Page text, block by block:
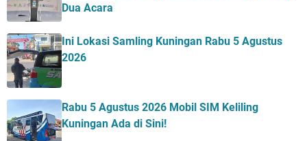
Dua Acara
Ini Lokasi Samling Kuningan Rabu 5 Agustus
2026
Rabu 5 Agustus 2026 Mobil SIM Keliling
Kuningan Ada di Sini!